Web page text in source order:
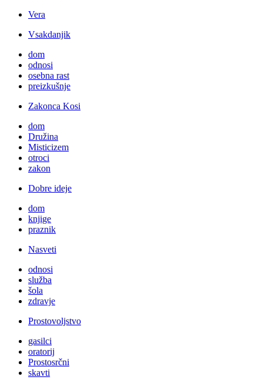
Vera
Vsakdanjik
dom
odnosi
osebna rast
preizkušnje
Zakonca Kosi
dom
Družina
Misticizem
otroci
zakon
Dobre ideje
dom
knjige
praznik
Nasveti
odnosi
služba
šola
zdravje
Prostovoljstvo
gasilci
oratorij
Prostosrčni
skavti